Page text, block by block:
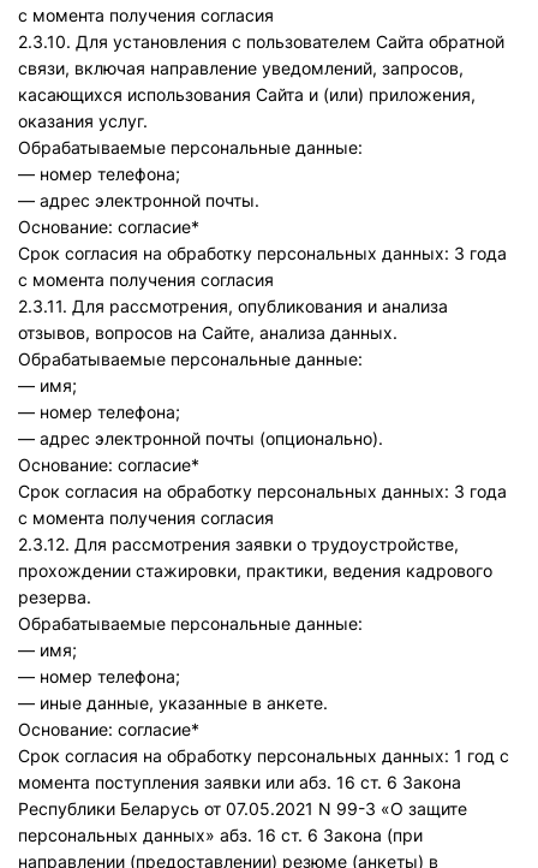
с момента получения согласия
2.3.10. Для установления с пользователем Сайта обратной
связи, включая направление уведомлений, запросов,
касающихся использования Сайта и (или) приложения,
оказания услуг.
Обрабатываемые персональные данные:
— номер телефона;
— адрес электронной почты.
Основание: согласие*
Срок согласия на обработку персональных данных: 3 года
с момента получения согласия
2.3.11. Для рассмотрения, опубликования и анализа
отзывов, вопросов на Cайте, анализа данных.
Обрабатываемые персональные данные:
— имя;
— номер телефона;
— адрес электронной почты (опционально).
Основание: согласие*
Срок согласия на обработку персональных данных: 3 года
с момента получения согласия
2.3.12. Для рассмотрения заявки о трудоустройстве,
прохождении стажировки, практики, ведения кадрового
резерва.
Обрабатываемые персональные данные:
— имя;
— номер телефона;
— иные данные, указанные в анкете.
Основание: согласие*
Срок согласия на обработку персональных данных: 1 год с
момента поступления заявки или абз. 16 ст. 6 Закона
Республики Беларусь от 07.05.2021 N 99-З «О защите
персональных данных» абз. 16 ст. 6 Закона (при
направлении (предоставлении) резюме (анкеты) в